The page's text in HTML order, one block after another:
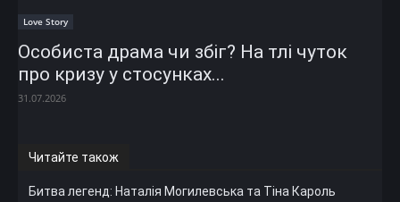
Love Story
Особиста драма чи збіг? На тлі чуток
про кризу у стосунках...
31.07.2026
Читайте також
Битва легенд: Наталія Могилевська та Тіна Кароль